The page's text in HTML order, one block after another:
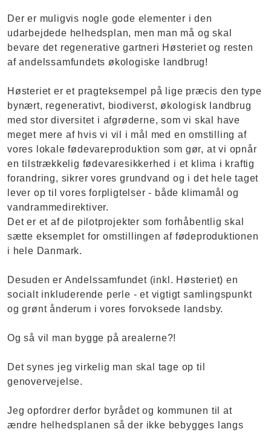
Der er muligvis nogle gode elementer i den
udarbejdede helhedsplan, men man må og skal
bevare det regenerative gartneri Høsteriet og resten
af andelssamfundets økologiske landbrug!
Høsteriet er et pragteksempel på lige præcis den type
bynært, regenerativt, biodiverst, økologisk landbrug
med stor diversitet i afgrøderne, som vi skal have
meget mere af hvis vi vil i mål med en omstilling af
vores lokale fødevareproduktion som gør, at vi opnår
en tilstrækkelig fødevaresikkerhed i et klima i kraftig
forandring, sikrer vores grundvand og i det hele taget
lever op til vores forpligtelser - både klimamål og
vandrammedirektiver.
Det er et af de pilotprojekter som forhåbentlig skal
sætte eksemplet for omstillingen af fødeproduktionen
i hele Danmark.
Desuden er Andelssamfundet (inkl. Høsteriet) en
socialt inkluderende perle - et vigtigt samlingspunkt
og grønt ånderum i vores forvoksede landsby.
Og så vil man bygge på arealerne?!
Det synes jeg virkelig man skal tage op til
genovervejelse.
Jeg opfordrer derfor byrådet og kommunen til at
ændre helhedsplanen så der ikke bebygges langs